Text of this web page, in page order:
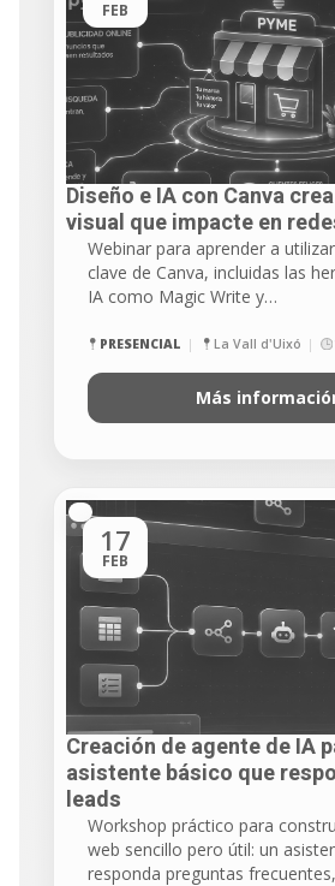
FEB
Diseño e IA con Canva
visual que impacte en
Webinar para aprender a
clave de Canva, incluidas las
IA como Magic Write y…
PRESENCIAL La Vall d'Uixó
Más
17
FEB
Creación de agente de IA
asistente básico que
leads
Workshop práctico para
web sencillo pero útil: un
responda preguntas